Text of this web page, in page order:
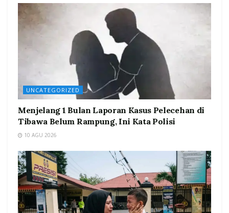
UNCATEGORIZED
Menjelang 1 Bulan Laporan Kasus Pelecehan di
Tibawa Belum Rampung, Ini Kata Polisi
10 AGU 2026